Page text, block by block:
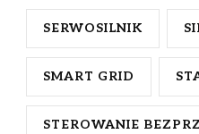
SERWOSILNIK
SMART GRID
STEROWANIE